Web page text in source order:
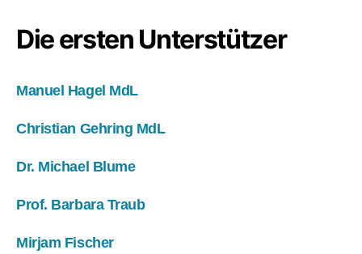
Die ersten Unterstützer
Manuel Hagel MdL
Christian Gehring MdL
Dr. Michael Blume
Prof. Barbara Traub
Mirjam Fischer